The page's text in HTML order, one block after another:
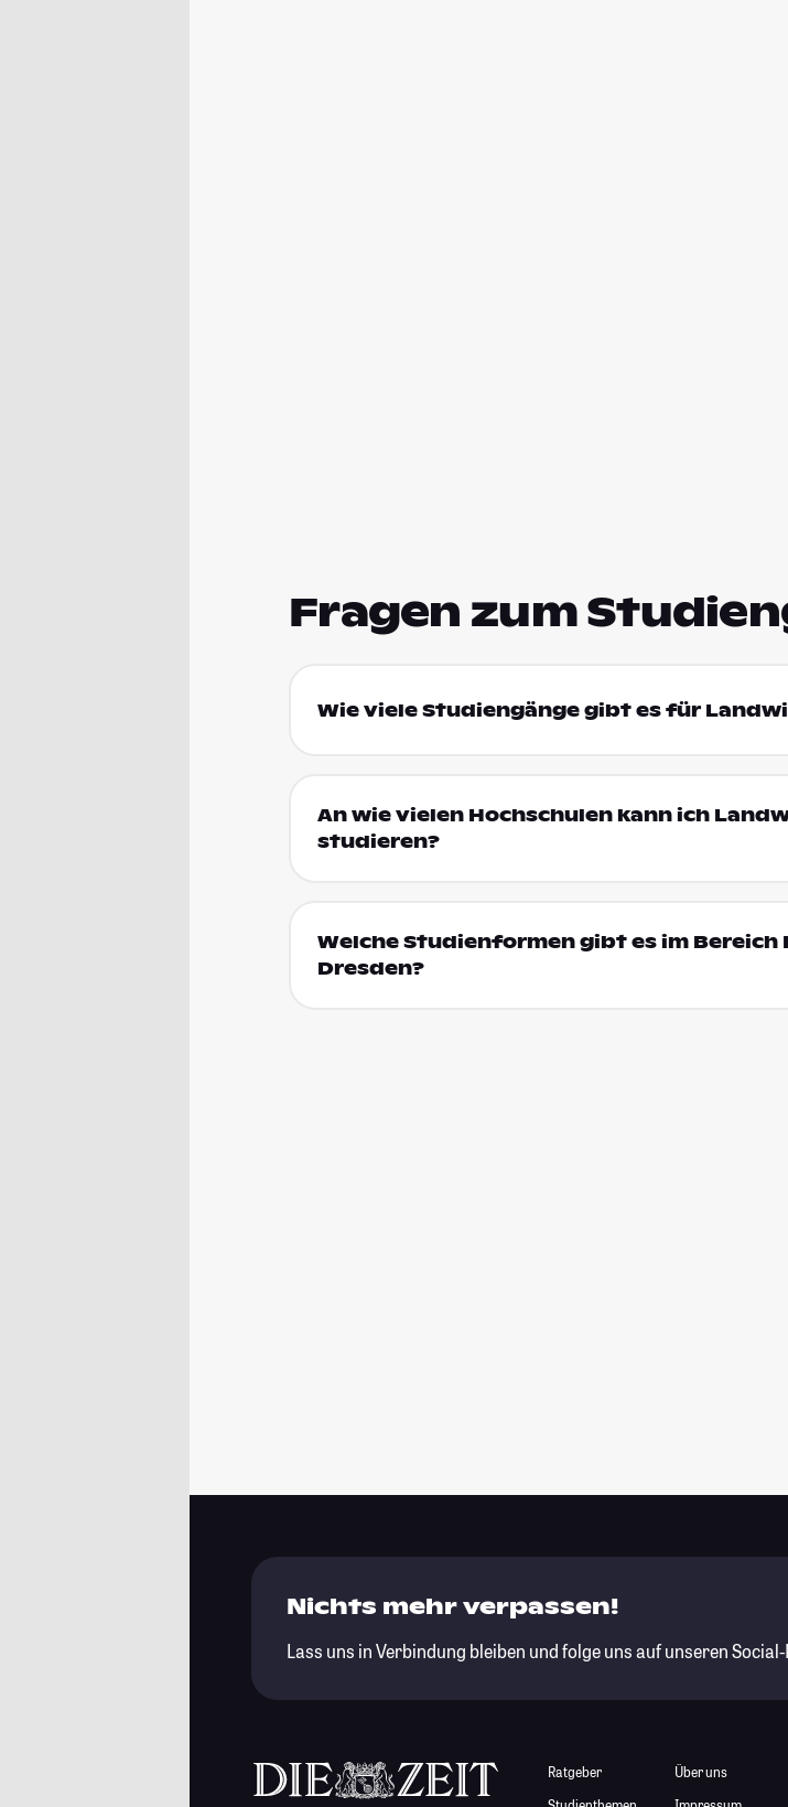
Fragen zum
Wie viele Studiengänge gibt es für
An wie vielen Hochschulen kann ich
studieren?
Welche Studienformen gibt es im
Dresden?
Nichts mehr verpassen!
Lass uns in Verbindung bleiben und folge uns auf unseren
Ratgeber
Über uns